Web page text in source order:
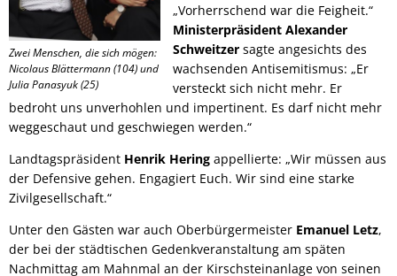
Zwei Menschen, die sich mögen:
Nicolaus Blättermann (104) und
Julia Panasyuk (25)
„Vorherrschend war die Feigheit.“
Ministerpräsident Alexander
Schweitzer sagte angesichts des
wachsenden Antisemitismus: „Er
versteckt sich nicht mehr. Er
bedroht uns unverhohlen und impertinent. Es darf nicht mehr
weggeschaut und geschwiegen werden.“
Landtagspräsident Henrik Hering appellierte: „Wir müssen aus
der Defensive gehen. Engagiert Euch. Wir sind eine starke
Zivilgesellschaft.“
Unter den Gästen war auch Oberbürgermeister Emanuel Letz,
der bei der städtischen Gedenkveranstaltung am späten
Nachmittag am Mahnmal an der Kirschsteinanlage von seinen